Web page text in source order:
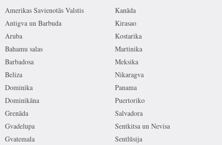
Amerikas Savienotās Valstis
Antigva un Barbuda
Aruba
Bahamu salas
Barbadosa
Beliza
Dominika
Dominikāna
Grenāda
Gvadelupa
Gvatemala
Kanāda
Kirasao
Kostarika
Martinika
Meksika
Nikaragva
Panama
Puertoriko
Salvadora
Sentkitsa un Nevisa
Sentlūsija